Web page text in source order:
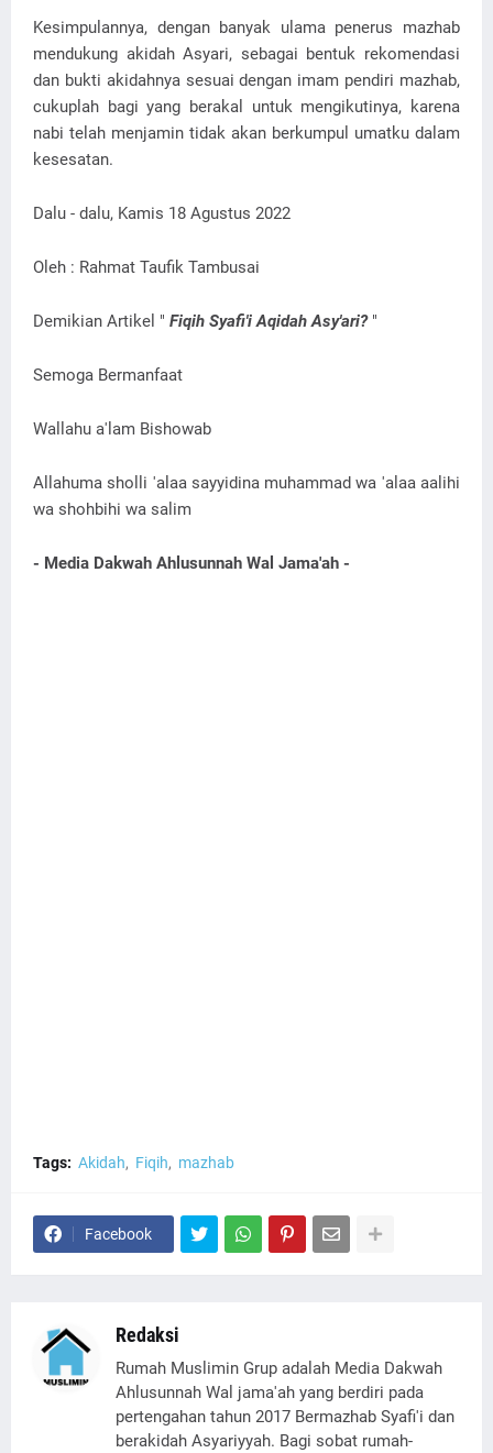
Kesimpulannya, dengan banyak ulama penerus mazhab
mendukung akidah Asyari, sebagai bentuk rekomendasi
dan bukti akidahnya sesuai dengan imam pendiri mazhab,
cukuplah bagi yang berakal untuk mengikutinya, karena
nabi telah menjamin tidak akan berkumpul umatku dalam
kesesatan.
Dalu - dalu, Kamis 18 Agustus 2022
Oleh : Rahmat Taufik Tambusai
Demikian Artikel " Fiqih Syafi'i Aqidah Asy'ari? "
Semoga Bermanfaat
Wallahu a'lam Bishowab
Allahuma sholli 'alaa sayyidina muhammad wa 'alaa aalihi
wa shohbihi wa salim
- Media Dakwah Ahlusunnah Wal Jama'ah -
Tags: Akidah Fiqih mazhab
Facebook
Redaksi
Rumah Muslimin Grup adalah Media Dakwah
Ahlusunnah Wal jama'ah yang berdiri pada
pertengahan tahun 2017 Bermazhab Syafi'i dan
berakidah Asyariyyah. Bagi sobat rumah-